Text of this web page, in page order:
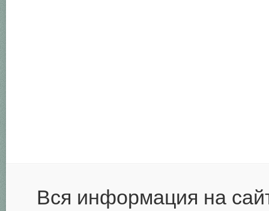
Вся информация на